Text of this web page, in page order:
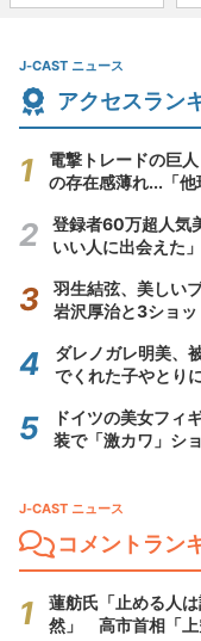
J-CAST ニュース
アクセスラン
電撃トレードの巨
の存在感薄れ...「
登録者60万超人気
いい人に出会えた
羽生結弦、美しい
岩沢厚治と3ショ
ダレノガレ明美、
でくれた子やとり
ドイツの美女フィ
装で「激カワ」シ
J-CAST ニュース
コメントラン
蓮舫氏「止める人
然」 高市首相「上